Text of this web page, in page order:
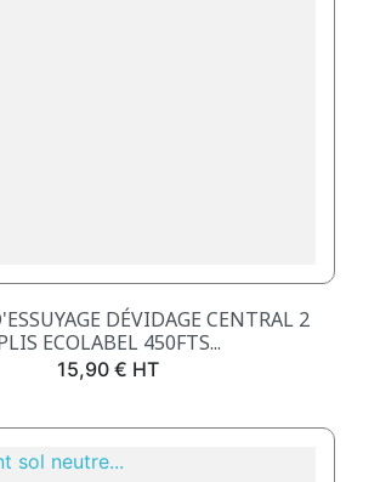
DÉVIDAGE CENTRAL 2
ECOLABEL 450FTS...
Prix
15,90 € HT